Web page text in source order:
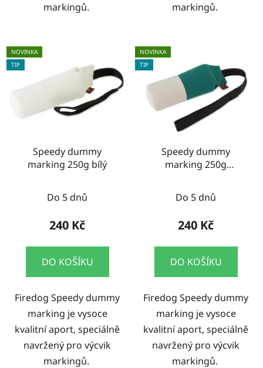
markingů.
markingů.
NOVINKA
TIP
Speedy dummy
marking 250g bílý
Do 5 dnů
240 Kč
DO KOŠÍKU
Firedog Speedy dummy
marking je vysoce
kvalitní aport, speciálně
navržený pro výcvik
markingů.
NOVINKA
TIP
Speedy dummy
marking 250g
Do 5 dnů
240 Kč
DO KOŠÍKU
Firedog Speedy dummy
marking je vysoce
kvalitní aport, speciálně
navržený pro výcvik
markingů.